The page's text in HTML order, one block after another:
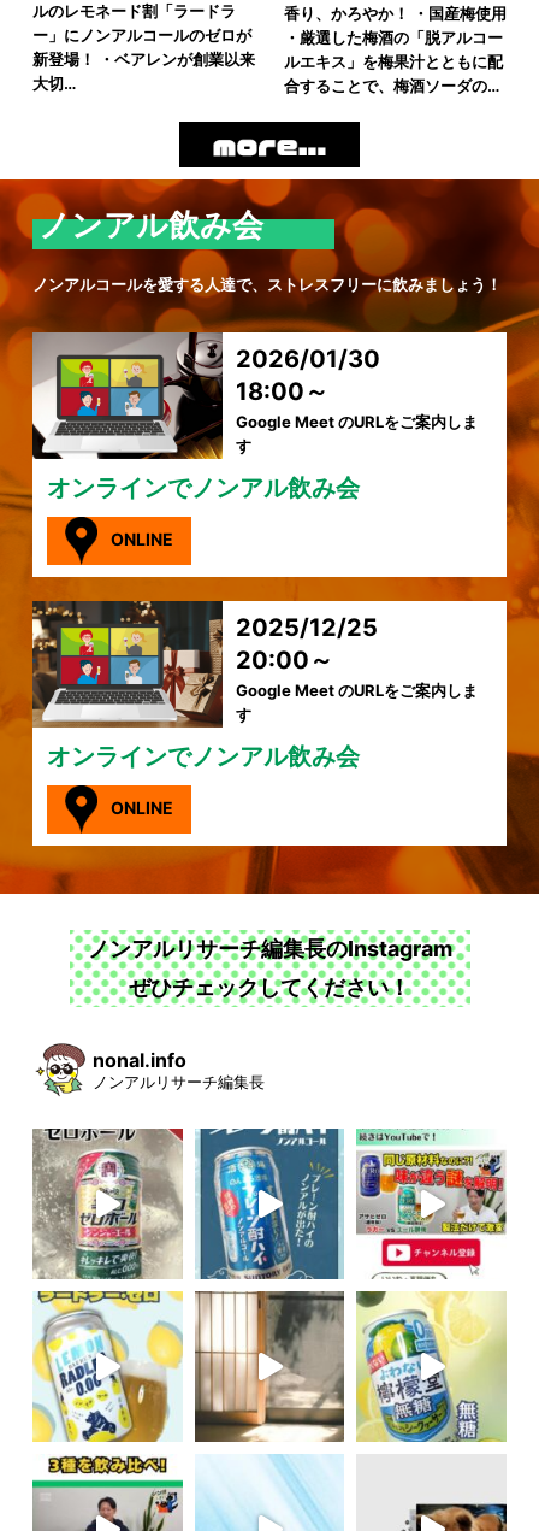
ルのレモネード割「ラードラ
ー」にノンアルコールのゼロが
新登場！ ・ベアレンが創業以来
大切…
香り、かろやか！ ・国産梅使用
・厳選した梅酒の「脱アルコー
ルエキス」を梅果汁とともに配
合することで、梅酒ソーダの…
ノンアル飲み会
ノンアルコールを愛する人達で、ストレスフリーに飲みましょう！
2026/01/30
18:00～
Google Meet のURLをご案内しま
す
オンラインでノンアル飲み会
ONLINE
2025/12/25
20:00～
Google Meet のURLをご案内しま
す
オンラインでノンアル飲み会
ONLINE
ノンアルリサーチ編集長のInstagram
ぜひチェックしてください！
nonal.info
ノンアルリサーチ編集長